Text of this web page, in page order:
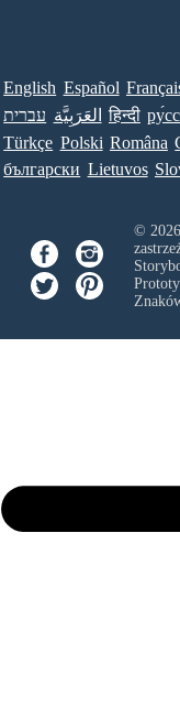
English Español
עברית العَرَبِيَّة हिन्दी
Türkçe Polski Româna
български Lietuvos
©